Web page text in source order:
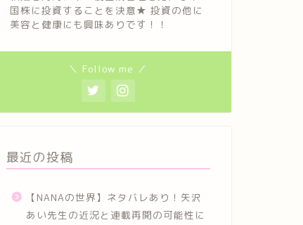
国株に投資することを決意★ 投資の他に
美容と健康にも興味ありです！！
＼ Follow me ／
最近の投稿
【NANAの世界】ネタバレあり！矢沢
あい先生の近況と連載再開の可能性に